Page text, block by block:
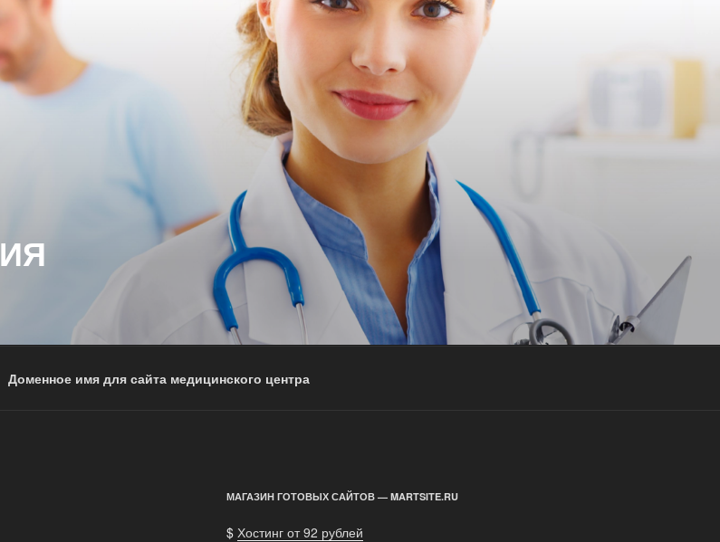
Доменное имя для сайта медицинского центра
МАГАЗИН ГОТОВЫХ САЙТОВ — MARTSITE.RU
$ Хостинг от 92 рублей